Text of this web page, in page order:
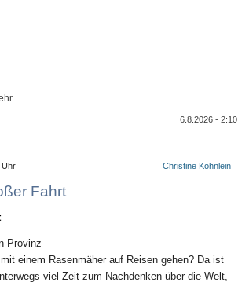
6.8.2026 - 2:10
Uhr Christine Köhnlein
Fahrt
Provinz
einem Rasenmäher auf Reisen gehen? Da ist
viel Zeit zum Nachdenken über die Welt,